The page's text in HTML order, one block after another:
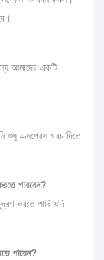
আমাদের একটি
শুধু এক্সপ্রেস খরচ দিতে
পারবেন?
করতে পারি যদি
পারেন?